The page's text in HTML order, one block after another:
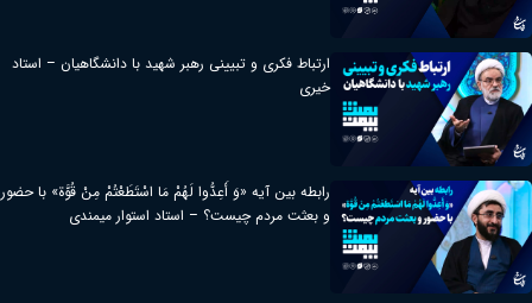
ارتباط فکری و تبیینی رهبر شهید با دانشگاهیان – استاد
خیری
رابطه بین آیه «وَ أَعِدُّوا لَهُمْ مَا اسْتَطَعْتُمْ مِنْ قُوَّة» با حضور
و بعثت مردم چیست؟ – استاد استوار میمندی